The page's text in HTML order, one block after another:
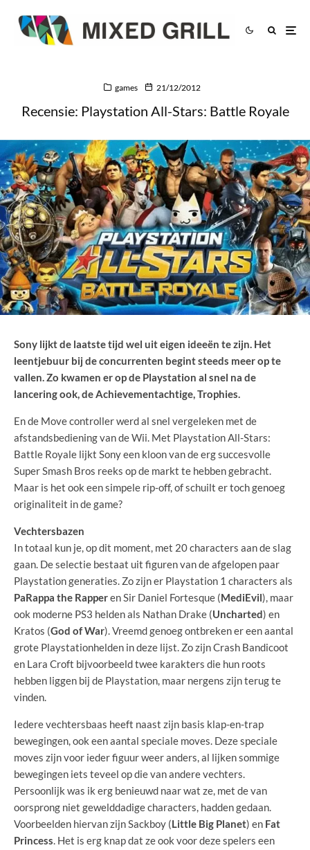
games 21/12/2012
Recensie: Playstation All-Stars: Battle Royale
Sony lijkt de laatste tijd wel uit eigen ideeën te zijn. Het
leentjebuur bij de concurrenten begint steeds meer op te
vallen. Zo kwamen er op de Playstation al snel na de
lancering ook, de Achievementachtige, Trophies.
En de Move controller werd al snel vergeleken met de
afstandsbediening van de Wii. Met Playstation All-Stars:
Battle Royale lijkt Sony een kloon van de erg succesvolle
Super Smash Bros reeks op de markt te hebben gebracht.
Maar is het ook een simpele rip-off, of schuilt er toch genoeg
originaliteit in de game?
Vechtersbazen
In totaal kun je, op dit moment, met 20 characters aan de slag
gaan. De selectie bestaat uit figuren van de afgelopen paar
Playstation generaties. Zo zijn er Playstation 1 characters als
PaRappa the Rapperen Sir Daniel Fortesque (MediEvil), maar
ook moderne PS3 helden als Nathan Drake (Uncharted) en
Kratos (God of War). Vreemd genoeg ontbreken er een aantal
grote Playstationhelden in deze lijst. Zo zijn Crash Bandicoot
en Lara Croft bijvoorbeeld twee karakters die hun roots
hebben liggen bij de Playstation, maar nergens zijn terug te
vinden.
Iedere vechtersbaas heeft naast zijn basis klap-en-trap
bewegingen, ook een aantal speciale moves. Deze speciale
moves zijn voor ieder figuur weer anders, al lijken sommige
bewegingen iets teveel op die van andere vechters.
Persoonlijk was ik erg benieuwd naar wat ze, met de van
oorsprong niet gewelddadige characters, hadden gedaan.
Voorbeelden hiervan zijn Sackboy (Little Big Planet) en Fat
Princess. Het is erg knap dat ze ook voor deze spelers een